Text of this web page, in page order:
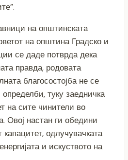
на општинската
на општина Градско и
се даде потврда дека
правда, родовата
благосостојба не се
туку заедничка
на сите чинители во
Овој настан ги обедини
одлучувачката
и искуството на